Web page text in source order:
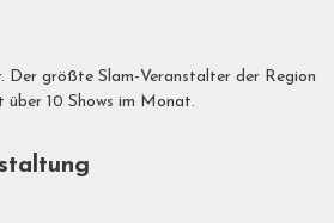
Der größte Slam-Veranstalter der Region
über 10 Shows im Monat.